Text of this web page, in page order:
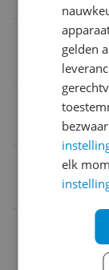
Product
Verpakking
Verpakking
18,1 cm
Sleufkop
gelden
elk